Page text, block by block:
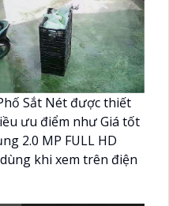
Sắt Nét được thiết
ưu điểm như Giá tốt
2.0 MP FULL HD
khi xem trên điện